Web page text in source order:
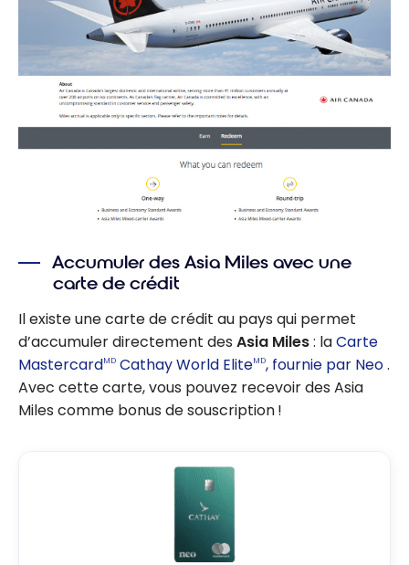
Accumuler des Asia Miles avec une
carte de crédit
Il existe une carte de crédit au pays qui permet
d’accumuler directement des Asia Miles: laCarte
MastercardMD Cathay World EliteMD, fournie par Neo.
Avec cette carte, vous pouvez recevoir des Asia
Miles comme bonus de souscription !